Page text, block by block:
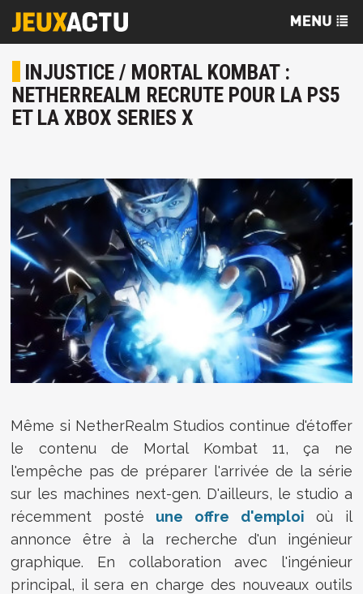
INJUSTICE / MORTAL KOMBAT :
NETHERREALM RECRUTE POUR LA PS5
ET LA XBOX SERIES X
Même si NetherRealm Studios continue d'étoffer
le contenu de Mortal Kombat 11, ça ne
l'empêche pas de préparer l'arrivée de la série
sur les machines next-gen. D'ailleurs, le studio a
récemment posté une offre d'emploi où il
annonce être à la recherche d'un ingénieur
graphique. En collaboration avec l'ingénieur
principal, il sera en charge des nouveaux outils